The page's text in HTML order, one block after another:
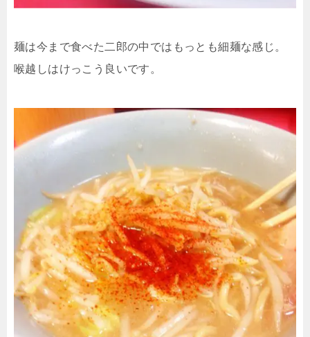
麺は今まで食べた二郎の中ではもっとも細麺な感じ。
喉越しはけっこう良いです。